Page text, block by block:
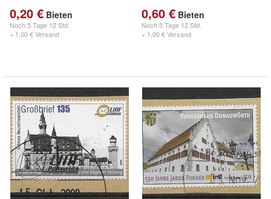
0,20 € Bieten
Noch5 Tage 12 Std.
+ 1,00 € Versand
0,60 € Bieten
Noch5 Tage 12 Std.
+ 1,00 € Versand